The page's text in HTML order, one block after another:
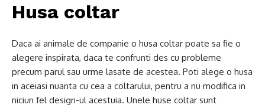
Husa coltar
Daca ai animale de companie o husa coltar poate sa fie o
alegere inspirata, daca te confrunti des cu probleme
precum parul sau urme lasate de acestea. Poti alege o husa
in aceiasi nuanta cu cea a coltarului, pentru a nu modifica in
niciun fel design-ul acestuia. Unele huse coltar sunt